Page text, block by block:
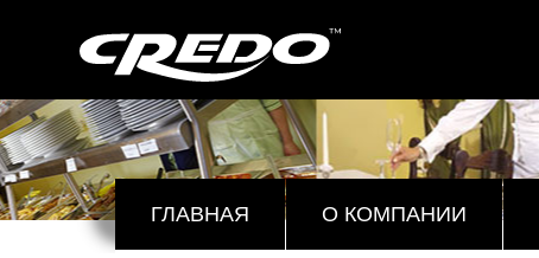
ГЛАВНАЯ О КОМПАНИИ